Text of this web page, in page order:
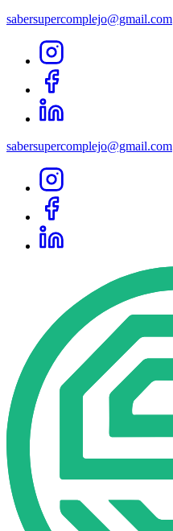
sabersupercomplejo@gmail.com
sabersupercomplejo@gmail.com